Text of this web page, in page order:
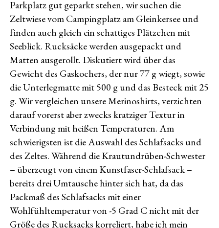
Parkplatz gut geparkt stehen, wir suchen die
Zeltwiese vom Campingplatz am Gleinkersee und
finden auch gleich ein schattiges Plätzchen mit
Seeblick. Rucksäcke werden ausgepackt und
Matten ausgerollt. Diskutiert wird über das
Gewicht des Gaskochers, der nur 77 g wiegt, sowie
die Unterlegmatte mit 500 g und das Besteck mit 25
g. Wir vergleichen unsere Merinoshirts, verzichten
darauf vorerst aber zwecks kratziger Textur in
Verbindung mit heißen Temperaturen. Am
schwierigsten ist die Auswahl des Schlafsacks und
des Zeltes. Während die Krautundrüben-Schwester
– überzeugt von einem Kunstfaser-Schlafsack –
bereits drei Umtausche hinter sich hat, da das
Packmaß des Schlafsacks mit einer
Wohlfühltemperatur von -5 Grad C nicht mit der
Größe des Rucksacks korreliert, habe ich mein